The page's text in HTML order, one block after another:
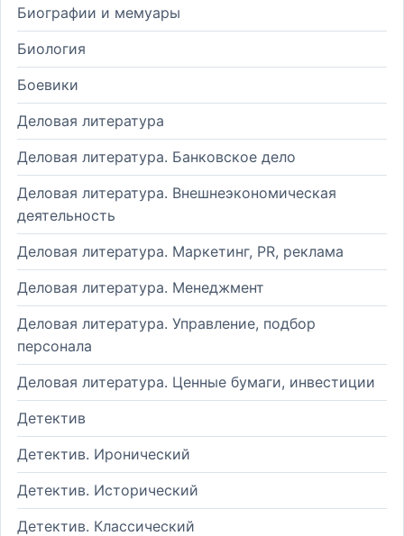
Биографии и мемуары
Биология
Боевики
Деловая литература
Деловая литература. Банковское дело
Деловая литература. Внешнеэкономическая
деятельность
Деловая литература. Маркетинг, PR, реклама
Деловая литература. Менеджмент
Деловая литература. Управление, подбор
персонала
Деловая литература. Ценные бумаги, инвестиции
Детектив
Детектив. Иронический
Детектив. Исторический
Детектив. Классический